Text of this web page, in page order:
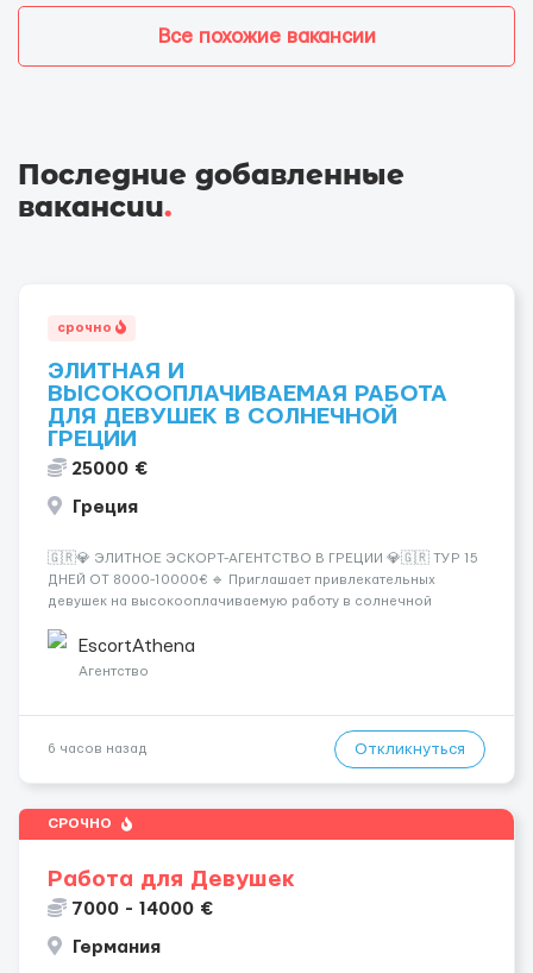
Все похожие вакансии
Последние добавленные
вакансии.
срочно
ЭЛИТНАЯ И
ВЫСОКООПЛАЧИВАЕМАЯ РАБОТА
ДЛЯ ДЕВУШЕК В СОЛНЕЧНОЙ
ГРЕЦИИ
25000 €
Греция
🇬🇷💎 ЭЛИТНОЕ ЭСКОРТ-АГЕНТСТВО В ГРЕЦИИ 💎🇬🇷 ТУР 15
ДНЕЙ ОТ 8000-10000€ 🔹 Приглашает привлекательных
девушек на высокооплачиваемую работу в солнечной
хорошие деньги 💶 — это предложение для тебя! 🔹
Требования: ✔️ Возраст от ...
EscortAthena
Агентство
6 часов назад Откликнуться
СРОЧНО
Работа для Девушек
7000 - 14000 €
Германия